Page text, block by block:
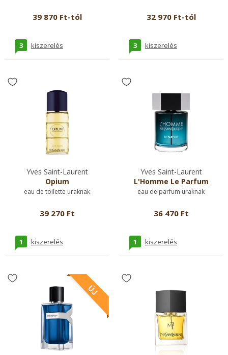
39 870 Ft-tól
3 kiszerelés
32 970 Ft-tól
3 kiszerelés
Yves Saint-Laurent
Opium
eau de toilette uraknak
39 270 Ft
1 kiszerelés
Yves Saint-Laurent
L'Homme Le Parfum
eau de parfum uraknak
36 470 Ft
1 kiszerelés